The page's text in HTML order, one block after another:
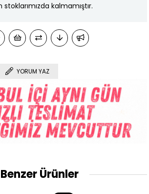
stoklarımızda kalmamıştır.
YORUM YAZ
Benzer Ürünler